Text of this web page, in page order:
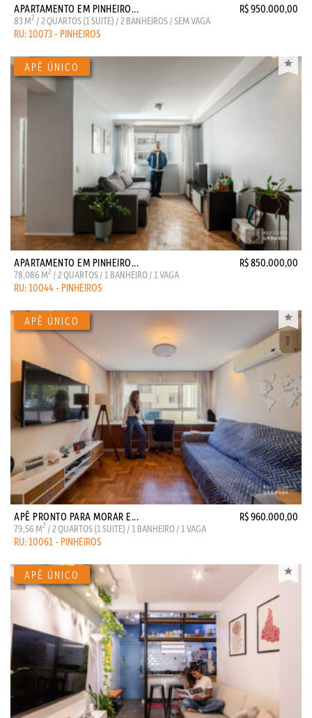
APARTAMENTO EM PINHEIRO... R$ 950.000,00
83 M2 / 2 QUARTOS (1 SUITE) / 2 BANHEIROS / SEM VAGA
RU: 10073 - PINHEIROS
APARTAMENTO EM PINHEIRO... R$ 850.000,00
78,086 M2 / 2 QUARTOS / 1 BANHEIRO / 1 VAGA
RU: 10044 - PINHEIROS
APÊ PRONTO PARA MORAR E... R$ 960.000,00
79,56 M2 / 2 QUARTOS (1 SUITE) / 1 BANHEIRO / 1 VAGA
RU: 10061 - PINHEIROS